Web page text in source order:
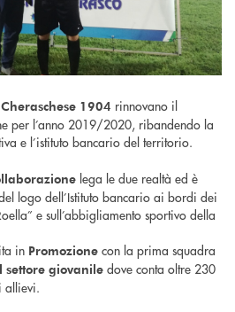
1904 rinnovano il
per l’anno 2019/2020, ribandendo la
e l’istituto bancario del territorio.
lega le due realtà ed è
logo dell’Istituto bancario ai bordi dei
e sull’abbigliamento sportivo della
in Promozione con la prima squadra
settore giovanile dove conta oltre 230
allievi.